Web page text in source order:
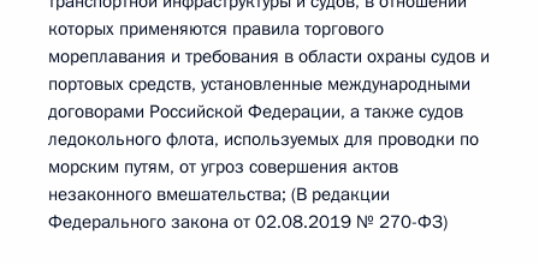
которых применяются правила торгового
мореплавания и требования в области охраны судов и
портовых средств, установленные международными
договорами Российской Федерации, а также судов
ледокольного флота, используемых для проводки по
морским путям, от угроз совершения актов
незаконного вмешательства; (В редакции
Федерального закона от 02.08.2019 № 270-ФЗ)